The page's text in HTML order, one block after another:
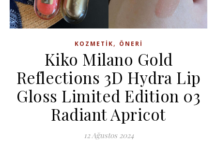
KOZMETIK, ÖNERI
Kiko Milano Gold
Reflections 3D Hydra Lip
Gloss Limited Edition 03
Radiant Apricot
12 Ağustos 2024